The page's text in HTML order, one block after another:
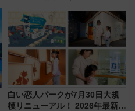
混雑に要注意、その理由は
白い恋人パークが7月30日大規
模リニューアル！ 2026年最新の